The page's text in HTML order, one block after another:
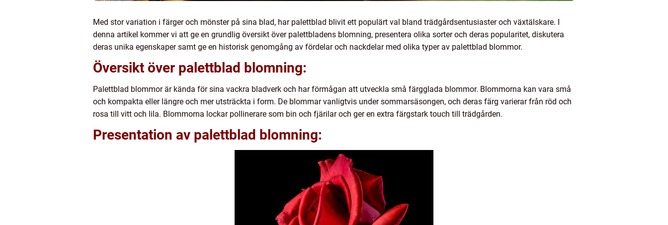
Med stor variation i färger och mönster på sina blad, har palettblad blivit ett populärt val bland trädgårdsentusiaster och växtälskare. I
denna artikel kommer vi att ge en grundlig översikt över palettbladens blomning, presentera olika sorter och deras popularitet, diskutera
deras unika egenskaper samt ge en historisk genomgång av fördelar och nackdelar med olika typer av palettblad blommor.
Översikt över palettblad blomning:
Palettblad blommor är kända för sina vackra bladverk och har förmågan att utveckla små färgglada blommor. Blommorna kan vara små
och kompakta eller längre och mer utsträckta i form. De blommar vanligtvis under sommarsäsongen, och deras färg varierar från röd och
rosa till vitt och lila. Blommorna lockar pollinerare som bin och fjärilar och ger en extra färgstark touch till trädgården.
Presentation av palettblad blomning: